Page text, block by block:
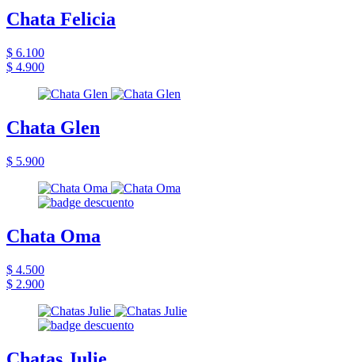
Chata Felicia
$ 6.100
$ 4.900
Chata Glen
$ 5.900
Chata Oma
$ 4.500
$ 2.900